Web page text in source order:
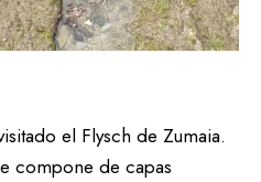
el Flysch de Zumaia.
compone de capas